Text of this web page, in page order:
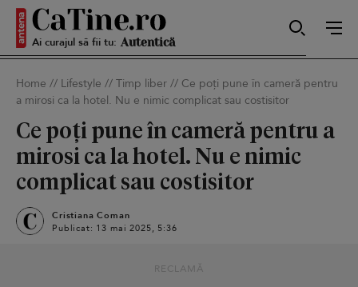
Ai curajul să fii tu: Sexy
Autentică
Smart
Sensibilă
Home // Lifestyle // Timp liber // Ce poți pune în cameră pentru
a mirosi ca la hotel. Nu e nimic complicat sau costisitor
Ce poți pune în cameră pentru a
mirosi ca la hotel. Nu e nimic
complicat sau costisitor
Cristiana Coman
Publicat: 13 mai 2025, 5:36
RECLAMĂ